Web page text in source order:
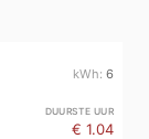
6
€ 1.04